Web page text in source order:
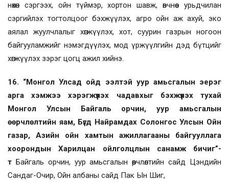
нөхөн сэргээх, ойн түймэр, хортон шавж, өвчнөөс урьдчилан
сэргийлэх тогтолцоог бэхжүүлэх, агро ойн аж ахуй, эко
аялал жуулчлалыг хөгжүүлэх, хот, суурин газрын ногоон
байгууламжийг нэмэгдүүлэх, мод үржүүлгийн дэд бүтцийг
хөгжүүлэх зэрэг цогц ажил хийнэ.
16. “Монгол Улсад ойд ээлтэй уур амьсгалын эерэг
арга хэмжээ хэрэгжүүлэх чадавхыг бэхжүүлэх тухай
Монгол Улсын Байгаль орчин, уур амьсгалын
өөрчлөлтийн яам, Бүгд Найрамдах Солонгос Улсын Ойн
газар, Азийн ойн хамтын ажиллагааны байгууллага
хоорондын Харилцан ойлголцлын санамж бичиг”-
т Байгаль орчин, уур амьсгалын өөрчлөлтийн сайд Цэндийн
Сандаг-Очир, Ойн албаны сайд Пак Ын Шиг,